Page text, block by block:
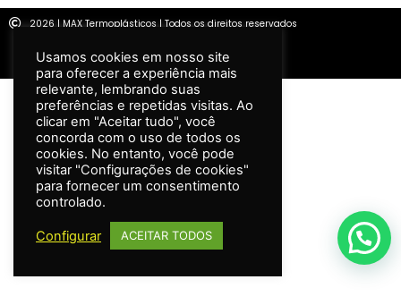
2026 | MAX Termoplásticos | Todos os direitos reservados
Configurar ACEITAR TODOS